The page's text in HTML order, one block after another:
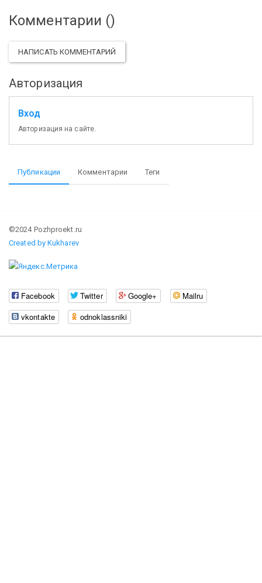
Комментарии ()
НАПИСАТЬ КОММЕНТАРИЙ
Авторизация
Вход
Авторизация на сайте.
Публикации Комментарии Теги
©2024 Pozhproekt.ru
Created by Kukharev
Facebook Twitter Google+
Mailru
vkontakte
odnoklassniki